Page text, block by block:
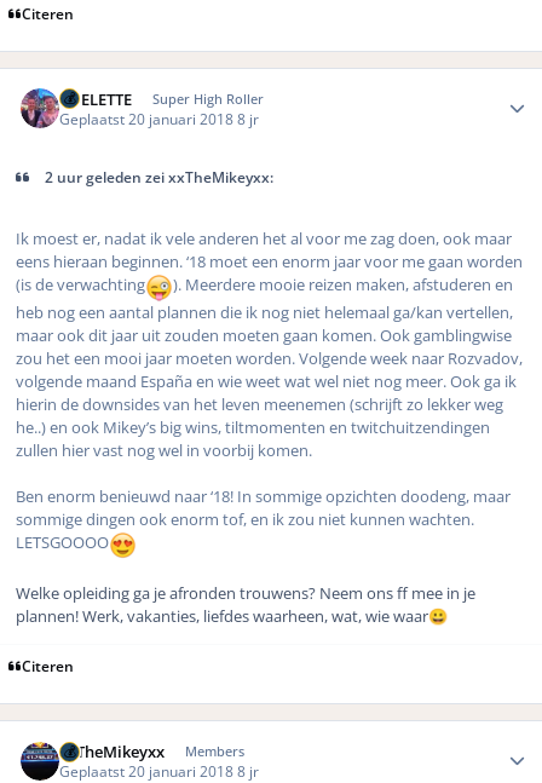
Citeren
ROELETTE Super High Roller
Geplaatst 20 januari 20188 jr
2 uur geleden zei xxTheMikeyxx:
Ik moest er, nadat ik vele anderen het al voor me zag doen, ook maar
eens hieraan beginnen. ‘18 moet een enorm jaar voor me gaan worden
(is de verwachting
). Meerdere mooie reizen maken, afstuderen en
heb nog een aantal plannen die ik nog niet helemaal ga/kan vertellen,
maar ook dit jaar uit zouden moeten gaan komen. Ook gamblingwise
zou het een mooi jaar moeten worden. Volgende week naar Rozvadov,
volgende maand España en wie weet wat wel niet nog meer. Ook ga ik
hierin de downsides van het leven meenemen (schrijft zo lekker weg
he..) en ook Mikey’s big wins, tiltmomenten en twitchuitzendingen
zullen hier vast nog wel in voorbij komen.
Ben enorm benieuwd naar ‘18! In sommige opzichten doodeng, maar
sommige dingen ook enorm tof, en ik zou niet kunnen wachten.
LETSGOOOO
Welke opleiding ga je afronden trouwens? Neem ons ff mee in je
plannen! Werk, vakanties, liefdes waarheen, wat, wie waar😀
Citeren
xxTheMikeyxx Members
Geplaatst 20 januari 20188 jr